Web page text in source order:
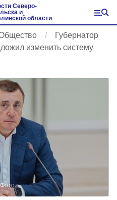
Северо-
и
области
Губернатор
изменить систему
Фото: